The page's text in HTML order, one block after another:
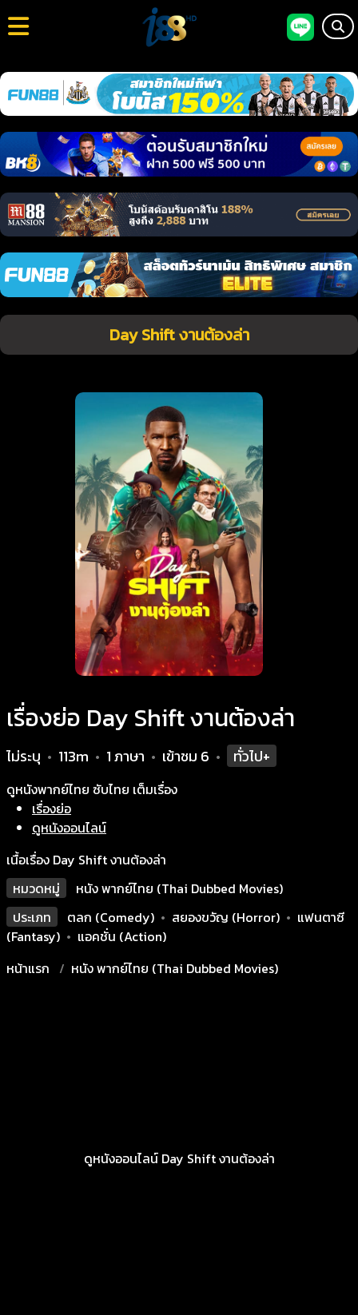
Day Shift งานต้องล่า
เรื่องย่อ Day Shift งานต้องล่า
ไม่ระบุ • 113m • 1 ภาษา • เข้าชม 6 • ทั่วไป+
ดูหนังพากย์ไทย ซับไทย เต็มเรื่อง
เรื่องย่อ
ดูหนังออนไลน์
เนื้อเรื่อง Day Shift งานต้องล่า
หมวดหมู่
หนัง พากย์ไทย (Thai Dubbed Movies)
ประเภท
ตลก (Comedy) • สยองขวัญ (Horror) • แฟนตาซี
(Fantasy) • แอคชั่น (Action)
หน้าแรก
หนัง พากย์ไทย (Thai Dubbed Movies)
ดูหนังออนไลน์ Day Shift งานต้องล่า